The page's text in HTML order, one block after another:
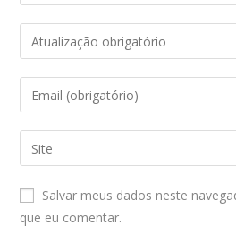
Enter
your
name
comment
Enter
your
email
address
comment
Enter
your
website
URL
Salvar meus dados neste
que eu comentar.